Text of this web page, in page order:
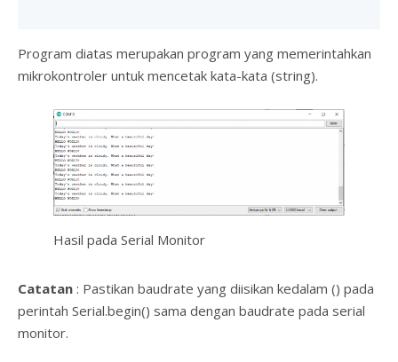
Program diatas merupakan program yang memerintahkan
mikrokontroler untuk mencetak kata-kata (string).
Hasil pada Serial Monitor
Catatan : Pastikan baudrate yang diisikan kedalam () pada
perintah Serial.begin() sama dengan baudrate pada serial
monitor.